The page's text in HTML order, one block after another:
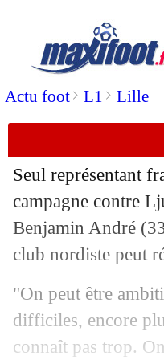
Actu foot> L1 > Lille
Seul représentant
campagne contre
Benjamin André
club nordiste peut
"On peut être
difficiles, encore
connaît pas trop.
Man City :
20/09 OM:
20/09 PSG:
20/09 PSG: les
20/09 Man City :
20/09 Barça:
OM : le